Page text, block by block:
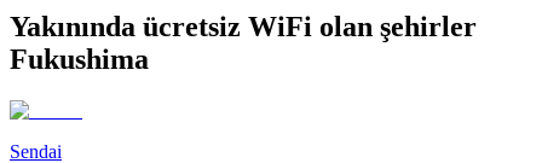
Yakınında ücretsiz WiFi olan şehirler
Fukushima
Sendai